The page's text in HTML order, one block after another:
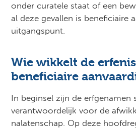
onder curatele staat of een
al deze gevallen is beneficiaire
uitgangspunt.
Wie wikkelt de
beneficiaire
In beginsel zijn de erfgenamen
verantwoordelijk voor de
nalatenschap. Op deze